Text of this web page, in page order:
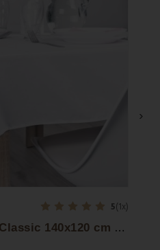
5(1x)
O
brus na stôl biely Classic 140x120 cm EMI
›